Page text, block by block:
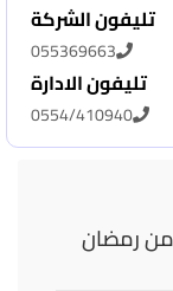
تليفون الشركة
055369663
تليفون الادارة
0554/410940
رمضان